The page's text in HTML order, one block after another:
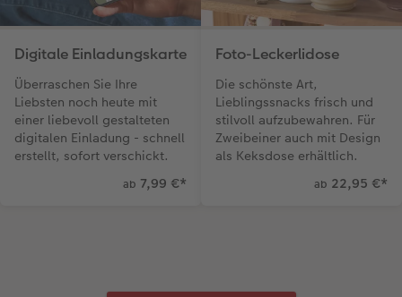
Digitale Einladungskarte
Überraschen Sie Ihre
Liebsten noch heute mit
einer liebevoll gestalteten
digitalen Einladung - schnell
erstellt, sofort verschickt.
ab 7,99 €*
Foto-Leckerlidose
Die schönste Art,
Lieblingssnacks frisch und
stilvoll aufzubewahren. Für
Zweibeiner auch mit Design
als Keksdose erhältlich.
ab 22,95 €*